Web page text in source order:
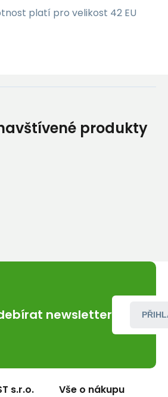
platí pro velikost 42 EU
produkty
newsletter
s.r.o. Vše o nákupu